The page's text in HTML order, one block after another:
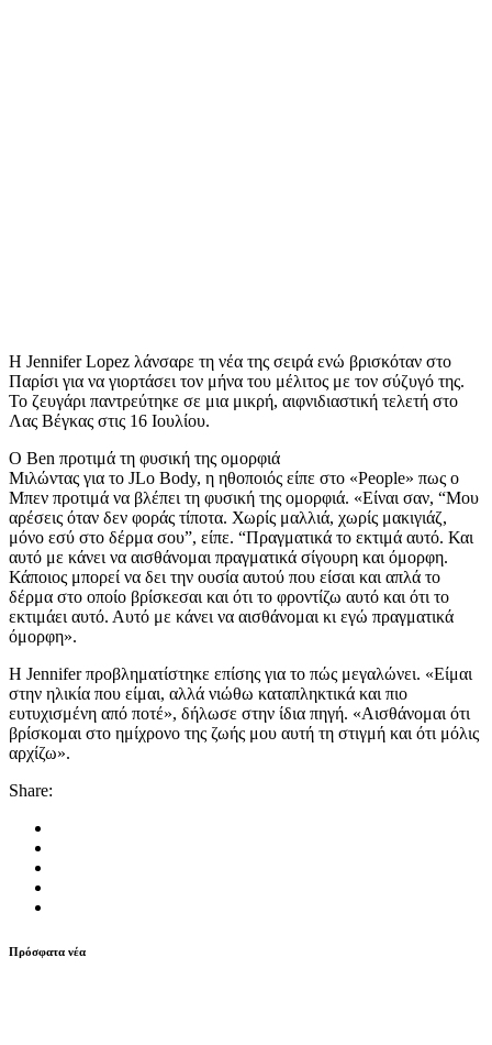
Η Jennifer Lopez λάνσαρε τη νέα της σειρά ενώ βρισκόταν στο
Παρίσι για να γιορτάσει τον μήνα του μέλιτος με τον σύζυγό της.
Το ζευγάρι παντρεύτηκε σε μια μικρή, αιφνιδιαστική τελετή στο
Λας Βέγκας στις 16 Ιουλίου.
Ο Ben προτιμά τη φυσική της ομορφιά
Μιλώντας για το JLo Body, η ηθοποιός είπε στο «People» πως ο
Μπεν προτιμά να βλέπει τη φυσική της ομορφιά. «Είναι σαν, “Μου
αρέσεις όταν δεν φοράς τίποτα. Χωρίς μαλλιά, χωρίς μακιγιάζ,
μόνο εσύ στο δέρμα σου”, είπε. “Πραγματικά το εκτιμά αυτό. Και
αυτό με κάνει να αισθάνομαι πραγματικά σίγουρη και όμορφη.
Κάποιος μπορεί να δει την ουσία αυτού που είσαι και απλά το
δέρμα στο οποίο βρίσκεσαι και ότι το φροντίζω αυτό και ότι το
εκτιμάει αυτό. Αυτό με κάνει να αισθάνομαι κι εγώ πραγματικά
όμορφη».
Η Jennifer προβληματίστηκε επίσης για το πώς μεγαλώνει. «Είμαι
στην ηλικία που είμαι, αλλά νιώθω καταπληκτικά και πιο
ευτυχισμένη από ποτέ», δήλωσε στην ίδια πηγή. «Αισθάνομαι ότι
βρίσκομαι στο ημίχρονο της ζωής μου αυτή τη στιγμή και ότι μόλις
αρχίζω».
Share:
Πρόσφατα νέα